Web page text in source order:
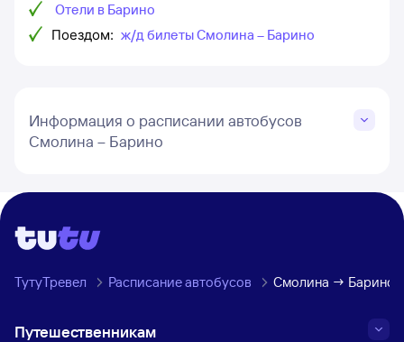
Отели в Барино
Поездом: ж/д билеты Смолина – Барино
Информация о расписании автобусов
Смолина – Барино
ТутуТревел Расписание автобусов Смолина → Барино
Путешественникам